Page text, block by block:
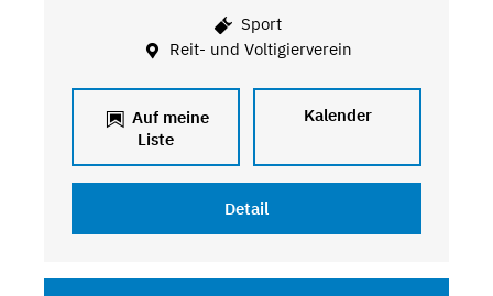
Sport
Reit- und Voltigierverein
Auf meine
Liste
Kalender
Detail